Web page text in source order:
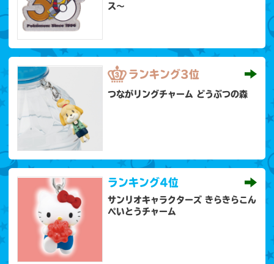
ス〜
ランキング3位
つながリングチャーム どうぶつの森
ランキング4位
サンリオキャラクターズ きらきらこん
ぺいとうチャーム